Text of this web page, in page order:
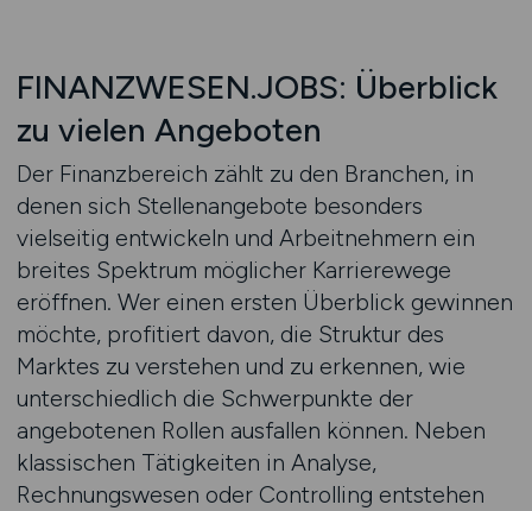
FINANZWESEN.JOBS: Überblick
zu vielen Angeboten
Der Finanzbereich zählt zu den Branchen, in
denen sich Stellenangebote besonders
vielseitig entwickeln und Arbeitnehmern ein
breites Spektrum möglicher Karrierewege
eröffnen. Wer einen ersten Überblick gewinnen
möchte, profitiert davon, die Struktur des
Marktes zu verstehen und zu erkennen, wie
unterschiedlich die Schwerpunkte der
angebotenen Rollen ausfallen können. Neben
klassischen Tätigkeiten in Analyse,
Rechnungswesen oder Controlling entstehen